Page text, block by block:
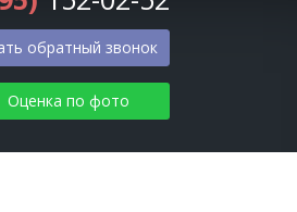
обратный звонок
Оценка по фото